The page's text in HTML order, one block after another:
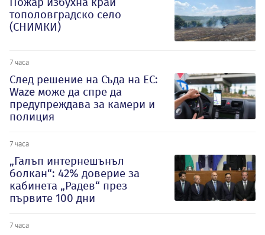
тополовградско село
(СНИМКИ)
7 часа
След решение на Съда на ЕС:
Waze може да спре да
предупреждава за камери и
полиция
7 часа
„Галъп интернешънъл
болкан“: 42% доверие за
кабинета „Радев“ през
първите 100 дни
7 часа